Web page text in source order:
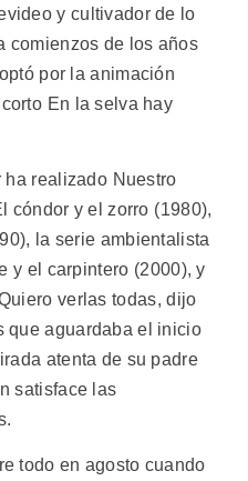
y cultivador de lo
comienzos de los años
por la animación
En la selva hay
realizado Nuestro
cóndor y el zorro (1980),
la serie ambientalista
y el carpintero (2000), y
verlas todas, dijo
que aguardaba el inicio
atenta de su padre
satisface las
todo en agosto cuando